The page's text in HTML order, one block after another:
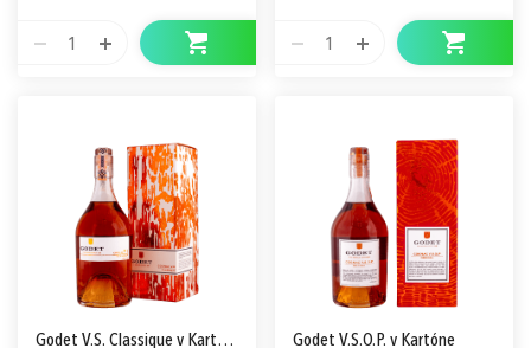
1 1
Godet V.S. Classique v Kartóne Godet V.S.O.P. v Kartóne